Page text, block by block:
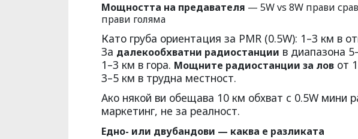
Мощността на предавателя — 5W vs 8W прави
прави голяма
Като груба ориентация за PMR (0.5W): 1–3 км в
За далекообхватни радиостанции в диапазона
1–3 км в гора. Мощните радиостанции за лов от
3–5 км в трудна местност.
Ако някой ви обещава 10 км обхват с 0.5W мини
маркетинг, не за реалност.
Едно- или двубандови — каква е разликата